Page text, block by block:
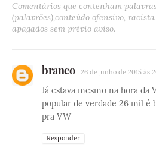
Comentários que contenham
(palavrões),conteúdo ofensivo,
apagados sem prévio aviso.
branco 26 de junho de 2015 às
Já estava mesmo na hora
popular de verdade 26 mil é
pra VW
Responder